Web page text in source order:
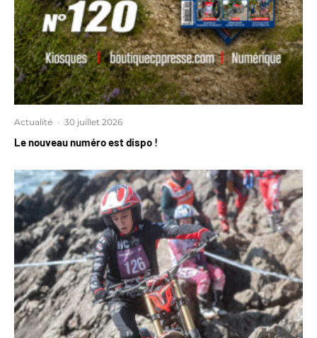
Actualité · 30 juillet 2026
Le nouveau numéro est dispo !